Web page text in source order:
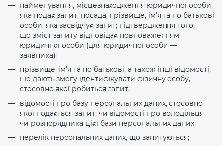
найменування, місцезнаходження юридичної особи,
яка подає запит, посада, прізвище, ім'я та по батькові
особи, яка засвідчує запит; підтвердження того,
що зміст запиту відповідає повноваженням
юридичної особи (для юридичної особи —
заявника);
прізвище, ім'я та по батькові, а також інші відомості,
що дають змогу ідентифікувати фізичну особу,
стосовно якої робиться запит;
відомості про базу персональних даних, стосовно
якої подається запит, чи відомості про володільця
чи розпорядника цієї бази персональних даних;
перелік персональних даних, що запитуються;